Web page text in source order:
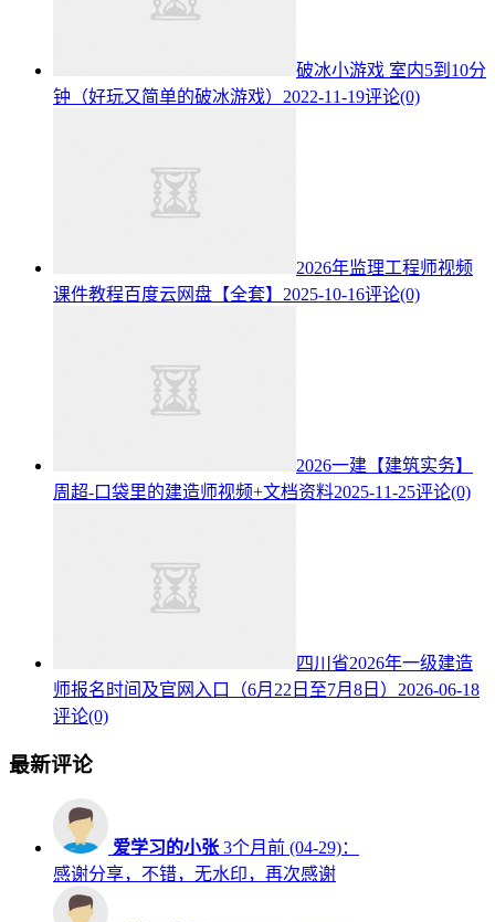
破冰小游戏 室内5到10分
钟（好玩又简单的破冰游戏） 2022-11-19评论(0)
2026年监理工程师视频
课件教程百度云网盘【全套】 2025-10-16评论(0)
2026一建【建筑实务】
周超-口袋里的建造师视频+文档资料2025-11-25评论(0)
四川省2026年一级建造
师报名时间及官网入口（6月22日至7月8日） 2026-06-18
评论(0)
最新评论
爱学习的小张 3个月前 (04-29)：
感谢分享，不错，无水印，再次感谢